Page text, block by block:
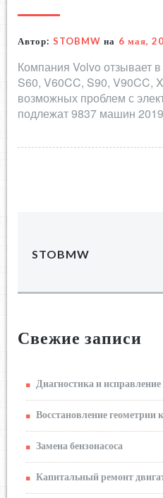
Автор: STOBMW на 6 мая,
Компания Volvo отзывает
S60, V60CC, S90, V90CC,
возможных проблем с
подлежат 9837 машин
STOBMW
Свежие записи
Диагностика и
Восстановление геометрии
Замена бензонасоса
Капитальный ремонт